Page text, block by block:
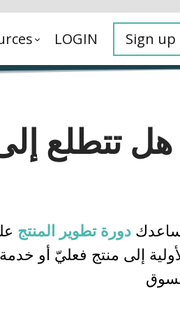
LOGIN Sign up
هل تتطلع
دورة تطوير المنتج
إلى منتج فعليّ أو